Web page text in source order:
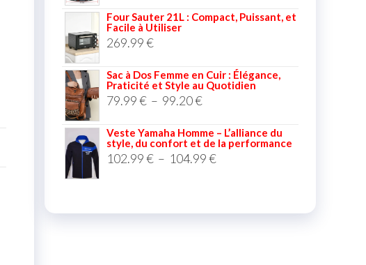
Four Sauter 21L : Compact, Puissant, et
Facile à Utiliser
269.99€
Sac à Dos Femme en Cuir : Élégance,
Praticité et Style au Quotidien
79.99€ – 99.20€
Veste Yamaha Homme – L’alliance du
style, du confort et de la performance
102.99€ – 104.99€